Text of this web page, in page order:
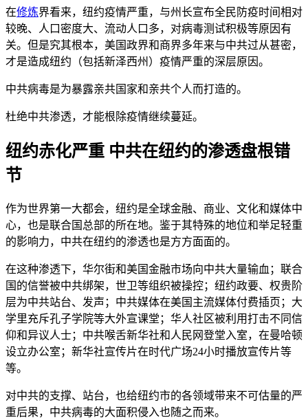
在修炼界看来，纽约疫情严重，与州长宣布全民防疫时间相对
较晚、人口密度大、流动人口多，对病毒测试积极等原因有
关。但是究其根本，美国政界和商界多年来与中共过从甚密，
才是造成纽约（包括新泽西州）疫情严重的深层原因。
中共病毒是为暴露亲共国家和亲共个人而打造的。
杜绝中共渗透，才能根除疫情继续蔓延。
纽约赤化严重 中共在纽约的渗透盘根错
节
作为世界第一大都会，纽约是全球金融、商业、文化和媒体中
心，也是联合国总部的所在地。鉴于其特殊的地位和举足轻重
的影响力，中共在纽约的渗透也是方方面面的。
在这种渗透下，华尔街和美国金融市场向中共大量输血；联合
国的信誉被中共绑架，世卫等组织被操控；纽约政要、权贵阶
层为中共站台、发声；中共媒体在美国主流媒体付费插页；大
学里充斥孔子学院等大外宣课堂；华人社区被利用打击不同信
仰和异议人士；中共喉舌新华社和人民网登堂入室，在曼哈顿
设立办公室；新华社宣传片在时代广场24小时播放宣传片等
等。
对中共的支撑、站台，也给纽约市的各领域带来不可估量的严
重后果，中共病毒的大面积侵入也随之而来。